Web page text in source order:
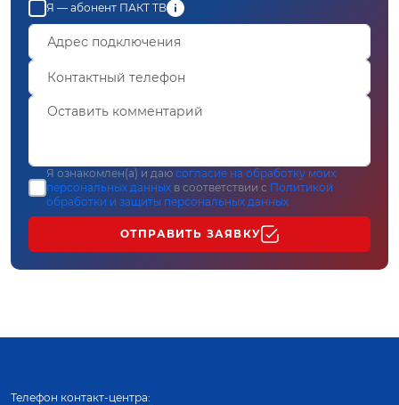
Я — абонент ПАКТ ТВ
Я ознакомлен(а) и даю согласие на обработку моих
персональных данных в соответствии с Политикой
обработки и защиты персональных данных
ОТПРАВИТЬ ЗАЯВКУ
Телефон контакт-центра: